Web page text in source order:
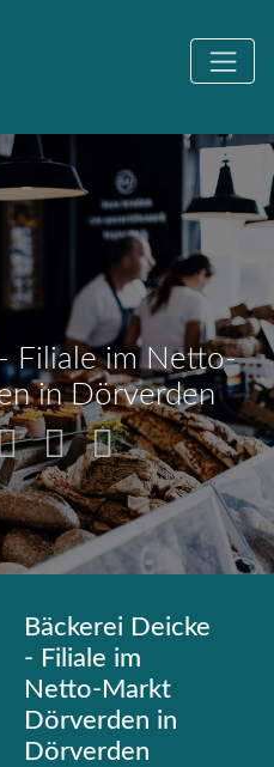
Filiale im Netto-
in Dörverden
Bäckerei Deicke
- Filiale im
Netto-Markt
Dörverden in
Dörverden